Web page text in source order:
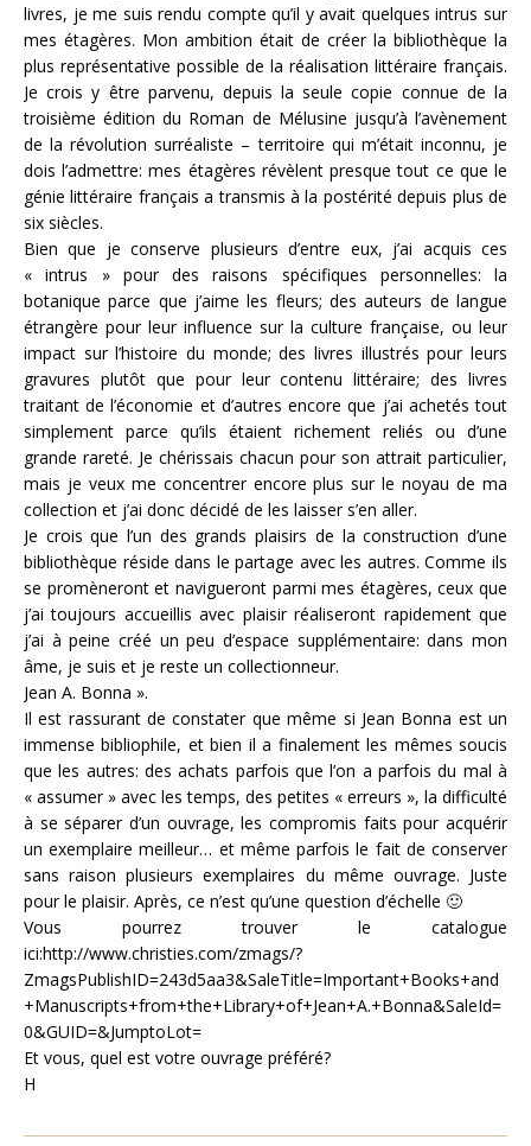
livres, je me suis rendu compte qu’il y avait quelques intrus sur
mes étagères. Mon ambition était de créer la bibliothèque la
plus représentative possible de la réalisation littéraire français.
Je crois y être parvenu, depuis la seule copie connue de la
troisième édition du Roman de Mélusine jusqu’à l’avènement
de la révolution surréaliste – territoire qui m’était inconnu, je
dois l’admettre: mes étagères révèlent presque tout ce que le
génie littéraire français a transmis à la postérité depuis plus de
six siècles.
Bien que je conserve plusieurs d’entre eux, j’ai acquis ces
« intrus » pour des raisons spécifiques personnelles: la
botanique parce que j’aime les fleurs; des auteurs de langue
étrangère pour leur influence sur la culture française, ou leur
impact sur l’histoire du monde; des livres illustrés pour leurs
gravures plutôt que pour leur contenu littéraire; des livres
traitant de l’économie et d’autres encore que j’ai achetés tout
simplement parce qu’ils étaient richement reliés ou d’une
grande rareté. Je chérissais chacun pour son attrait particulier,
mais je veux me concentrer encore plus sur le noyau de ma
collection et j’ai donc décidé de les laisser s’en aller.
Je crois que l’un des grands plaisirs de la construction d’une
bibliothèque réside dans le partage avec les autres. Comme ils
se promèneront et navigueront parmi mes étagères, ceux que
j’ai toujours accueillis avec plaisir réaliseront rapidement que
j’ai à peine créé un peu d’espace supplémentaire: dans mon
âme, je suis et je reste un collectionneur.
Jean A. Bonna ».
Il est rassurant de constater que même si Jean Bonna est un
immense bibliophile, et bien il a finalement les mêmes soucis
que les autres: des achats parfois que l’on a parfois du mal à
« assumer » avec les temps, des petites « erreurs », la difficulté
à se séparer d’un ouvrage, les compromis faits pour acquérir
un exemplaire meilleur… et même parfois le fait de conserver
sans raison plusieurs exemplaires du même ouvrage. Juste
pour le plaisir. Après, ce n’est qu’une question d’échelle 🙂
Vous pourrez trouver le catalogue
ici:http://www.christies.com/zmags/?
ZmagsPublishID=243d5aa3&SaleTitle=Important+Books+and
+Manuscripts+from+the+Library+of+Jean+A.+Bonna&SaleId=
0&GUID=&JumptoLot=
Et vous, quel est votre ouvrage préféré?
H